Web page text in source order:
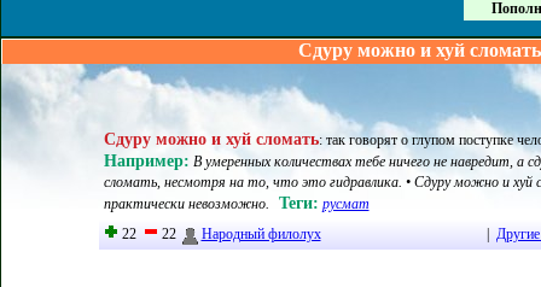
Сдуру можно и хуй сломать
Сдуру можно и хуй сломать: так говорят о глупом поступке
Например: В умеренных количествах тебе ничего не навредит, а
сломать, несмотря на то, что это гидравлика. • Сдуру можно и хуй
практически невозможно.
Теги: русмат
22
22 Народный филолух